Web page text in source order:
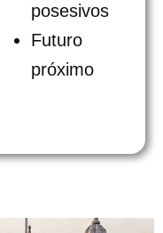
posesivos
Futuro
próximo